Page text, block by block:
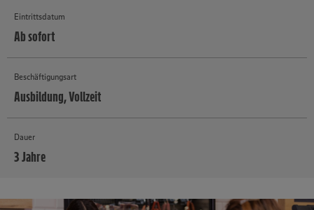
Eintrittsdatum
Ab sofort
Beschäftigungsart
Ausbildung, Vollzeit
Dauer
3 Jahre